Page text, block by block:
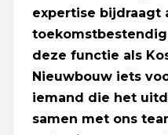
expertise bijdraagt
deze functie als
Nieuwbouw iets
iemand die het
samen met ons